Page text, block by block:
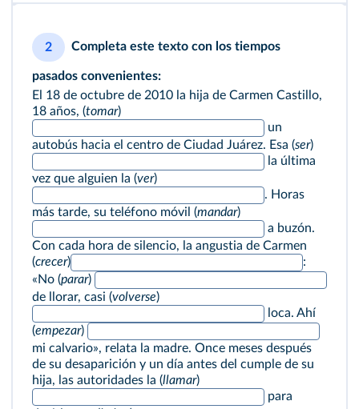
2 Completa este texto con los tiempos
pasados convenientes:
El 18 de octubre de 2010 la hija de Carmen Castillo,
18 años, (tomar)
un
autobús hacia el centro de Ciudad Juárez. Esa (ser)
la última
vez que alguien la (ver)
. Horas
más tarde, su teléfono móvil (mandar)
a buzón.
Con cada hora de silencio, la angustia de Carmen
(crecer)
:
«No (parar)
de llorar, casi (volverse)
loca. Ahí
(empezar)
mi calvario», relata la madre. Once meses después
de su desaparición y un día antes del cumple de su
hija, las autoridades la (llamar)
para